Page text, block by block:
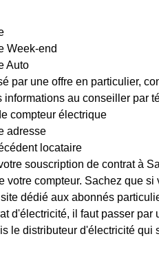
Week-end
Auto
par une offre en particulier,
informations au conseiller par
compteur électrique
adresse
locataire
souscription de contrat à
votre compteur. Sachez que
dédié aux abonnés
d'électricité, il faut passer
le distributeur d'électricité qui